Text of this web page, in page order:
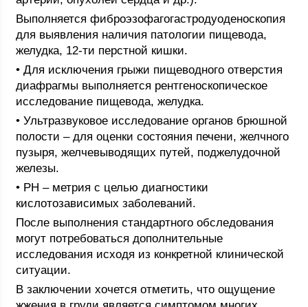
Выполняется фиброэзофагогастродуоденоскопия
для выявления наличия патологии пищевода,
желудка, 12-ти перстной кишки.
• Для исключения грыжи пищеводного отверстия
диафрагмы выполняется рентгеноскопическое
исследование пищевода, желудка.
• Ультразвуковое исследование органов брюшной
полости – для оценки состояния печени, желчного
пузыря, желчевыводящих путей, поджелудочной
железы.
• PH – метрия с целью диагностики
кислотозависимых заболеваний.
После выполнения стандартного обследования
могут потребоваться дополнительные
исследования исходя из конкретной клинической
ситуации.
В заключении хочется отметить, что ощущение